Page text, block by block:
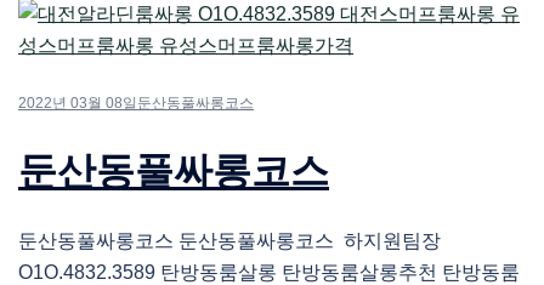
2022년 03월 08일 둔산동풀싸롱코스
둔산동풀싸롱코스
둔산동풀싸롱코스 둔산동풀싸롱코스 하지원팀장
O1O.4832.3589 탄방동룸살롱 탄방동룸살롱추천 탄방동룸